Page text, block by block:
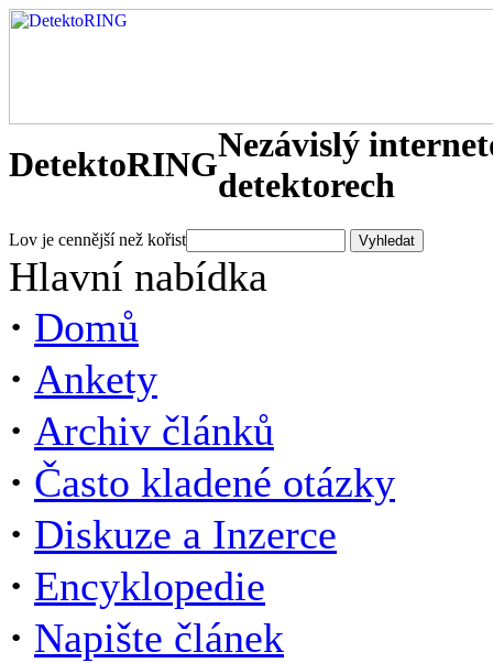
DetektoRINGNezávislý
detektorech
Lov je cennější než kořist
Hlavní nabídka
· Domů
· Ankety
· Archiv článků
· Často kladené otázky
· Diskuze a Inzerce
· Encyklopedie
· Napište článek